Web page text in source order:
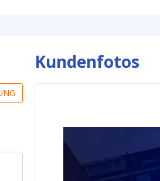
Kundenfotos